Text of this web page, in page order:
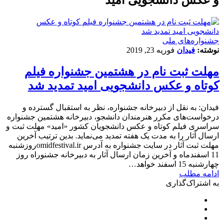
جشنواره‌های ملی
نوشته: فیدان فوریه 23, 2019
مهلت ثبت نام در هشتمین جشنواره فیلم
کوتاه و عکس دانشجویی امید تمدید شد
فیدان: به نقل از دبیرخانه جشنواره، نظر به استقبال گسترده و
درخواست‌های مکرر هنرمندان دانشجو، دبیرخانه هشتمین جشنواره
سراسری فیلم کوتاه و عکس دانشجویان کشور «امید» مهلت ثبت و
ارسال آثار را به مدت یک هفته تمدید می‌نماید. بدین ترتیب آخرین
مهلت ثبت آثار در سایت جشنواره به آدرس omidfestival.irروزشنبه
11 اسفندماه و آخرین زمان ارسال آثار به دبیرخانه جشنوراه روز
چهارشنبه 15 اسفند خواهد…
ادامه مطلب
به اشتراک‌گذاری